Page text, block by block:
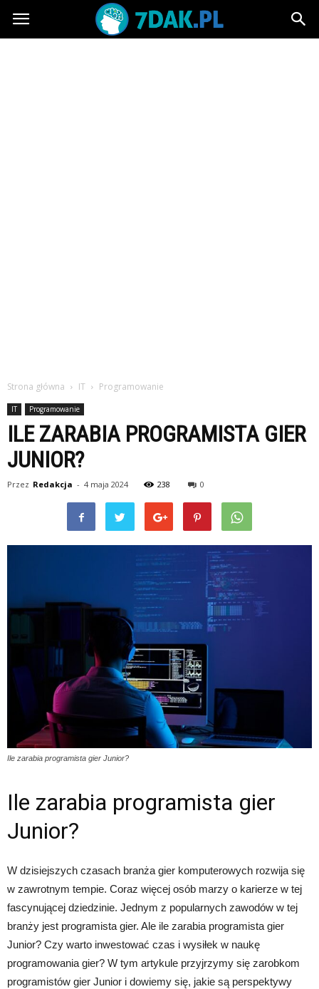
7dak.pl
Strona główna IT Programowanie
IT Programowanie
ILE ZARABIA PROGRAMISTA GIER
JUNIOR?
Przez Redakcja - 4 maja 2024 238 0
Ile zarabia programista gier Junior?
Ile zarabia programista gier
Junior?
W dzisiejszych czasach branża gier komputerowych rozwija się
w zawrotnym tempie. Coraz więcej osób marzy o karierze w tej
fascynującej dziedzinie. Jednym z popularnych zawodów w tej
branży jest programista gier. Ale ile zarabia programista gier
Junior? Czy warto inwestować czas i wysiłek w naukę
programowania gier? W tym artykule przyjrzymy się zarobkom
programistów gier Junior i dowiemy się, jakie są perspektywy